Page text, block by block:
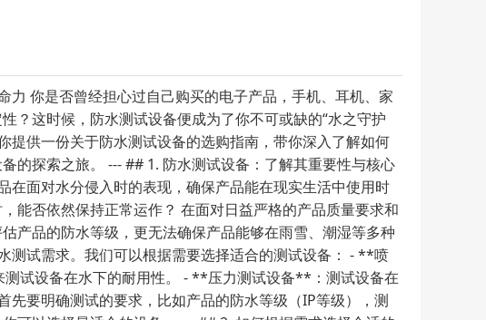
力 你是否曾经担心过自己购买的电子产品，手机、耳机、家
？这时候，防水测试设备便成为了你不可或缺的“水之守护
提供一份关于防水测试设备的选购指南，带你深入了解如何
的探索之旅。 --- ## 1. 防水测试设备：了解其重要性与核心
面对水分侵入时的表现，确保产品能在现实生活中使用时
能否依然保持正常运作？ 在面对日益严格的产品质量要求和
产品的防水等级，更无法确保产品能够在雨雪、潮湿等多种
测试需求。我们可以根据需要选择适合的测试设备： - **喷
试设备在水下的耐用性。 - **压力测试设备**：测试设备在
要明确测试的要求，比如产品的防水等级（IP等级），测